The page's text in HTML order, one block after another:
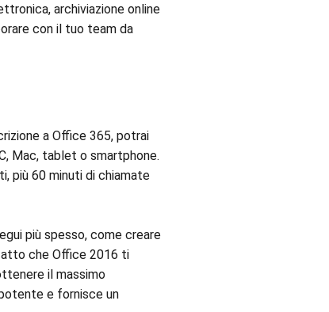
archiviazione online
con il tuo team da
a Office 365, potrai
Mac, tablet o smartphone.
più 60 minuti di chiamate
più spesso, come creare
che Office 2016 ti
il massimo
e fornisce un